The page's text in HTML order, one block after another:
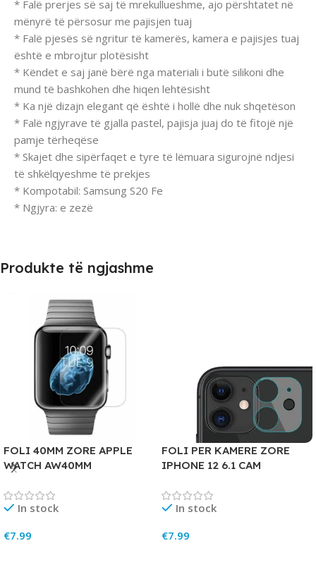
* Falë prerjes së saj të mrekullueshme, ajo përshtatet në
mënyrë të përsosur me pajisjen tuaj
* Falë pjesës së ngritur të kamerës, kamera e pajisjes tuaj
është e mbrojtur plotësisht
* Këndet e saj janë bërë nga materiali i butë silikoni dhe
mund të bashkohen dhe hiqen lehtësisht
* Ka një dizajn elegant që është i hollë dhe nuk shqetëson
* Falë ngjyrave të gjalla pastel, pajisja juaj do të fitojë një
pamje tërheqëse
* Skajet dhe sipërfaqet e tyre të lëmuara sigurojnë ndjesi
të shkëlqyeshme të prekjes
* Kompotabil: Samsung S20 Fe
* Ngjyra: e zezë
Produkte të ngjashme
FOLI 40MM ZORE APPLE
WATCH AW40MM
In stock
€7.99
FOLI PER KAMERE ZORE
IPHONE 12 6.1 CAM
In stock
€7.99